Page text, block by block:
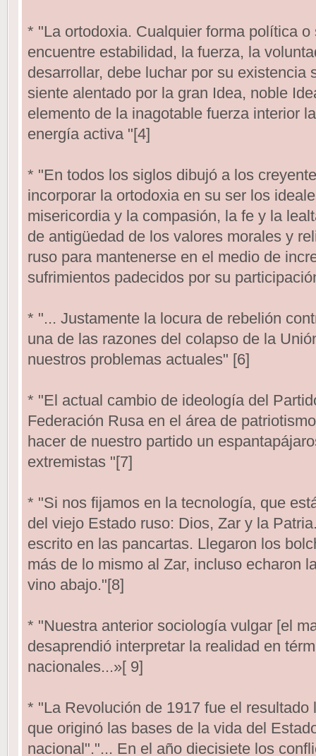
* "La ortodoxia. Cualquier forma política o
encuentre estabilidad, la fuerza, la
desarrollar, debe luchar por su existencia
siente alentado por la gran Idea, noble
elemento de la inagotable fuerza interior
energía activa "[4]
* "En todos los siglos dibujó a los
incorporar la ortodoxia en su ser los
misericordia y la compasión, la fe y la
de antigüedad de los valores morales y
ruso para mantenerse en el medio de
sufrimientos padecidos por su
* "... Justamente la locura de rebelión
una de las razones del colapso de la
nuestros problemas actuales" [6]
* "El actual cambio de ideología del
Federación Rusa en el área de
hacer de nuestro partido un
extremistas "[7]
* "Si nos fijamos en la tecnología, que
del viejo Estado ruso: Dios, Zar y la
escrito en las pancartas. Llegaron los
más de lo mismo al Zar, incluso echaron
vino abajo."[8]
* "Nuestra anterior sociología vulgar [el
desaprendió interpretar la realidad en
nacionales...»[ 9]
* "La Revolución de 1917 fue el
que originó las bases de la vida del
nacional"."... En el año diecisiete los